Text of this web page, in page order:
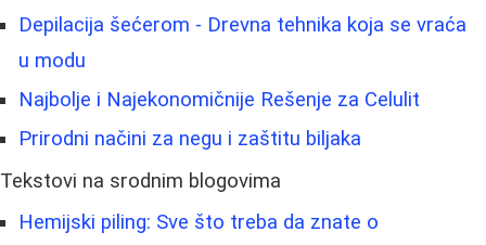
Depilacija šećerom - Drevna tehnika koja se vraća
u modu
Najbolje i Najekonomičnije Rešenje za Celulit
Prirodni načini za negu i zaštitu biljaka
Tekstovi na srodnim blogovima
Hemijski piling: Sve što treba da znate o